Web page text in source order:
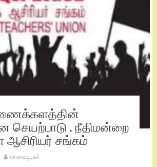
செயற்பாடு . நீதிமன்றை
ஆசிரியர் சங்கம்
மாவையூரன்